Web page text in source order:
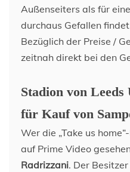
Außenseiters als für
durchaus Gefallen
Bezüglich der Preise /
zeitnah direkt bei den
Stadion von
für Kauf von
Wer die „Take us
auf Prime Video
Radrizzani. Der